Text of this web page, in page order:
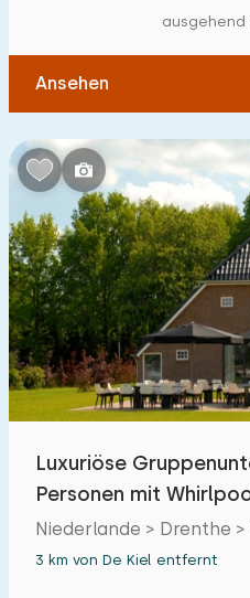
ausgehend
Ansehen
Luxuriöse
Personen mit
Ellertshaar
Niederlande > Drenthe
3 km von De Kiel entfernt